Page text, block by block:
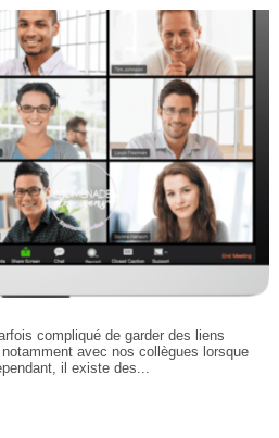
compliqué de garder des liens
avec nos collègues lorsque
il existe des...